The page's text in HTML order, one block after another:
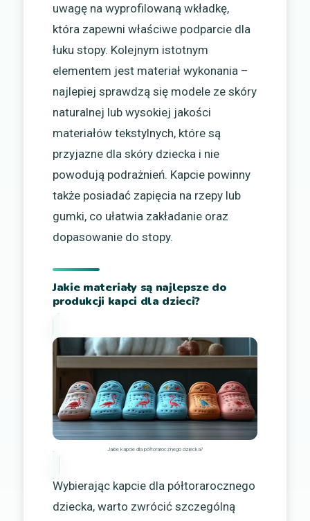
uwagę na wyprofilowaną wkładkę,
która zapewni właściwe podparcie dla
łuku stopy. Kolejnym istotnym
elementem jest materiał wykonania –
najlepiej sprawdzą się modele ze skóry
naturalnej lub wysokiej jakości
materiałów tekstylnych, które są
przyjazne dla skóry dziecka i nie
powodują podrażnień. Kapcie powinny
także posiadać zapięcia na rzepy lub
gumki, co ułatwia zakładanie oraz
dopasowanie do stopy.
Jakie materiały są najlepsze do
produkcji kapci dla dzieci?
Jakie kapcie dla półtorarocznego dziecka?
Wybierając kapcie dla półtorarocznego
dziecka, warto zwrócić szczególną